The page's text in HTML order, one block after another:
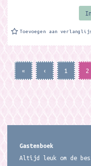
Toevoegen aan
« ‹ 1 2
Gastenboek
Altijd leuk om de